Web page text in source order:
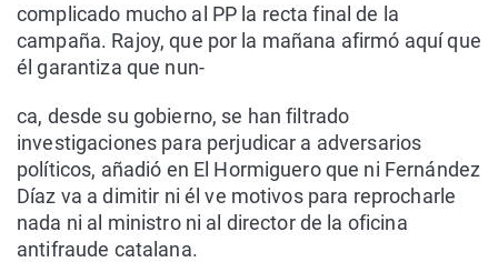
complicado mucho al PP la recta final de la
campaña. Rajoy, que por la mañana afirmó aquí que
él garantiza que nun-
ca, desde su gobierno, se han filtrado
investigaciones para perjudicar a adversarios
políticos, añadió en El Hormiguero que ni Fernández
Díaz va a dimitir ni él ve motivos para reprocharle
nada ni al ministro ni al director de la oficina
antifraude catalana.